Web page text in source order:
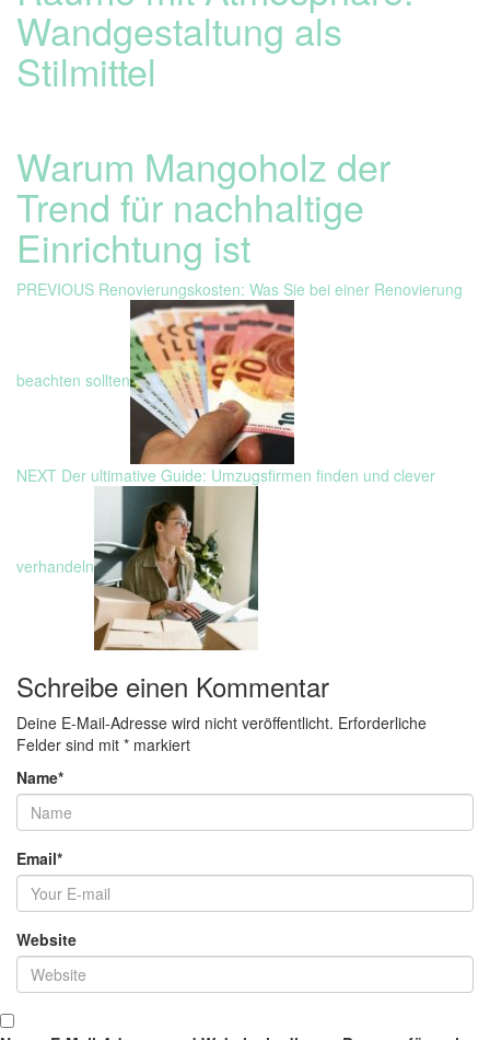
Wandgestaltung als
Stilmittel
Warum Mangoholz der
Trend für nachhaltige
Einrichtung ist
Beitragsnavigation
PREVIOUS Previous
Renovierungskosten: Was Sie bei einer Renovierung
beachten sollten
NEXT Next
Der ultimative Guide: Umzugsfirmen finden und clever
verhandeln
Schreibe einen Kommentar
Deine E-Mail-Adresse wird nicht veröffentlicht. Erforderliche
Felder sind mit * markiert
Name*
Email*
Website